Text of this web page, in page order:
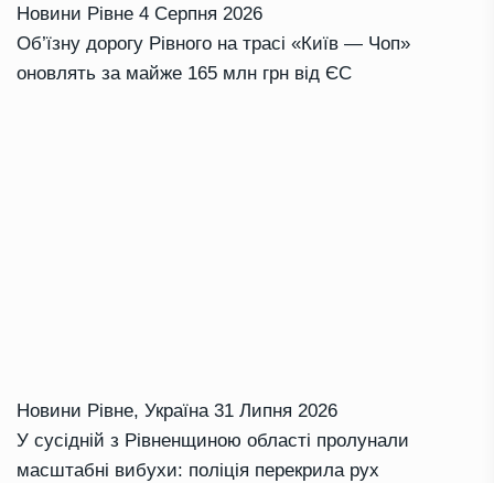
Новини Рівне 4 Серпня 2026
Об’їзну дорогу Рівного на трасі «Київ — Чоп»
оновлять за майже 165 млн грн від ЄС
Новини Рівне, Україна 31 Липня 2026
У сусідній з Рівненщиною області пролунали
масштабні вибухи: поліція перекрила рух